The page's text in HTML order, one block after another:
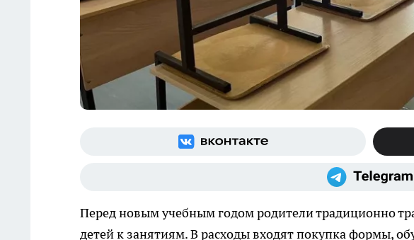
Перед новым учебным годом родители традиционно
детей к занятиям. В расходы входят покупка формы,